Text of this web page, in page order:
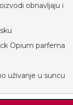
obnavljaju i
Opium parfema
uživanje u suncu